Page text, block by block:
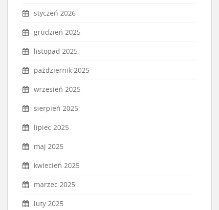
styczeń 2026
grudzień 2025
listopad 2025
październik 2025
wrzesień 2025
sierpień 2025
lipiec 2025
maj 2025
kwiecień 2025
marzec 2025
luty 2025